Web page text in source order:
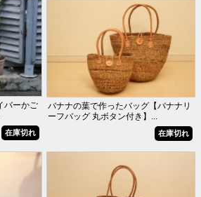
バーかご
在庫切れ
バナナの葉で作ったバッグ【バナナリ
ーフバッグ 丸ボタン付き】...
在庫切れ